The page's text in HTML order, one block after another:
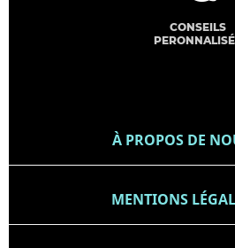
CONSEILS
À PROPOS DE
MENTIONS